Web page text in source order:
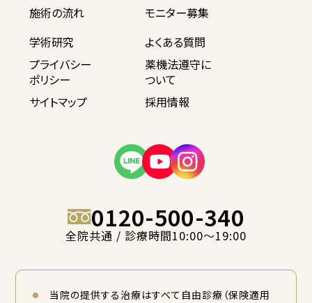
施術の流れ
モニター募集
学術研究
よくある質問
プライバシー
ポリシー
薬機法遵守に
ついて
サイトマップ
採用情報
0120-500-340
全院共通 / 診療時間10:00〜19:00
当院の提供する治療はすべて自由診療（保険適用